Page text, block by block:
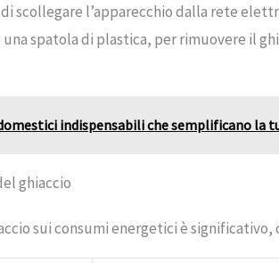
scollegare l’apparecchio dalla rete
spatola di plastica, per rimuovere il
indispensabili che semplificano la
ghiaccio
sui consumi energetici è